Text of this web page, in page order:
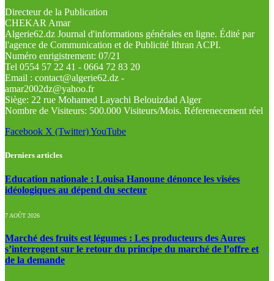
Directeur de la Publication
CHEKAR Amar
Algerie62.dz Journal d'informations générales en ligne. Édité par
l'agence de Communication et de Publicité Ithran ACPI.
Numéro enrigistrement: 07/21
Tel 0554 57 22 41 - 0664 72 83 20
Email : contact@algerie62.dz -
amar2002dz@yahoo.fr
Siège: 22 rue Mohamed Layachi Belouizdad Alger
Nombre de Visiteurs: 500.000 Visiteurs/Mois. Réferenecement réel
Facebook X (Twitter)YouTube
Derniers articles
Education nationale : Louisa Hanoune dénonce les visées
idéologiques au dépend du secteur
7 AOÛT 2026
Marché des fruits est légumes : Les producteurs des Aures
s’interrogent sur le retour du principe du marché de l’offre et
de la demande